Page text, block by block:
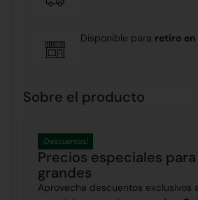
Disponible para retiro en
Sobre el producto
Precios especiales
grandes
¡Descuentos!
Aprovecha descuentos exclusivos